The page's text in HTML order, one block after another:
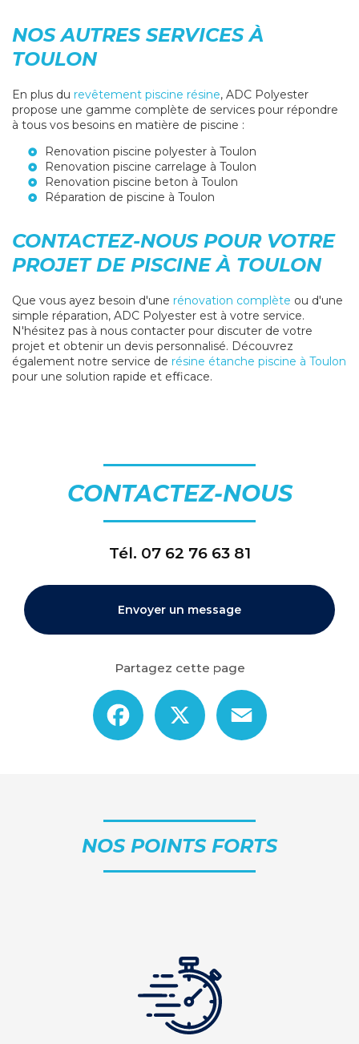
NOS AUTRES SERVICES À
TOULON
En plus du revêtement piscine résine, ADC Polyester
propose une gamme complète de services pour répondre
à tous vos besoins en matière de piscine :
Renovation piscine polyester à Toulon
Renovation piscine carrelage à Toulon
Renovation piscine beton à Toulon
Réparation de piscine à Toulon
CONTACTEZ-NOUS POUR VOTRE
PROJET DE PISCINE À TOULON
Que vous ayez besoin d'une rénovation complète ou d'une
simple réparation, ADC Polyester est à votre service.
N'hésitez pas à nous contacter pour discuter de votre
projet et obtenir un devis personnalisé. Découvrez
également notre service de résine étanche piscine à Toulon
pour une solution rapide et efficace.
CONTACTEZ-NOUS
Tél. 07 62 76 63 81
Envoyer un message
Partagez cette page
Facebook
NOS POINTS FORTS